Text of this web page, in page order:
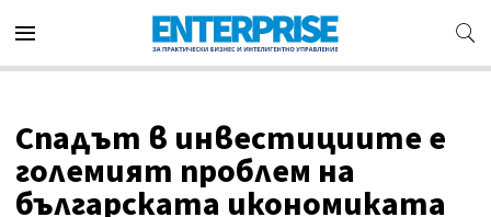
Спадът в инвестициите е
големият проблем на
българската икономиката